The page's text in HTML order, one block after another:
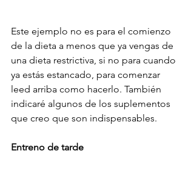
Este ejemplo no es para el comienzo
de la dieta a menos que ya vengas de
una dieta restrictiva, si no para cuando
ya estás estancado, para comenzar
leed arriba como hacerlo. También
indicaré algunos de los suplementos
que creo que son indispensables.
Entreno de tarde